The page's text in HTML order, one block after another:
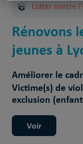
Lutter contre
Rénovons
jeunes à
Améliorer le
Victime(s) de
exclusion
Voir